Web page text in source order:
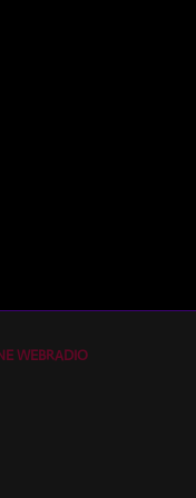
Fala) [Edit
BIZU
WEBRADIO